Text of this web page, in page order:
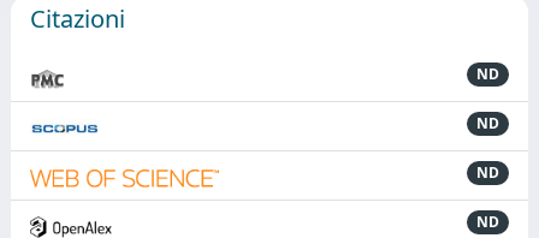
Citazioni
ND
ND
ND
ND